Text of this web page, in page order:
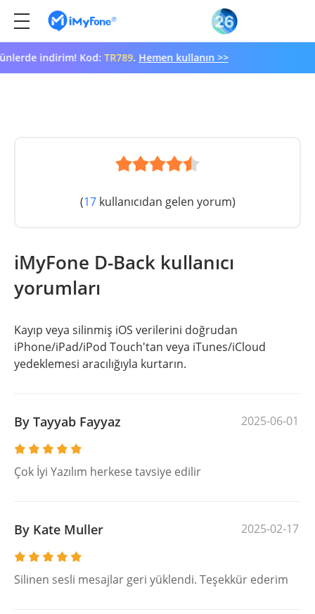
indirim! Kod:TR789.Hemen kullanın >>
(17kullanıcıdan gelen yorum)
iMyFone D-Back kullanıcı
yorumları
Kayıp veya silinmiş iOS verilerini doğrudan
iPhone/iPad/iPod Touch'tan veya iTunes/iCloud
yedeklemesi aracılığıyla kurtarın.
By Tayyab Fayyaz 2025-06-01
Çok İyi Yazılım herkese tavsiye edilir
By Kate Muller 2025-02-17
Silinen sesli mesajlar geri yüklendi. Teşekkür ederim